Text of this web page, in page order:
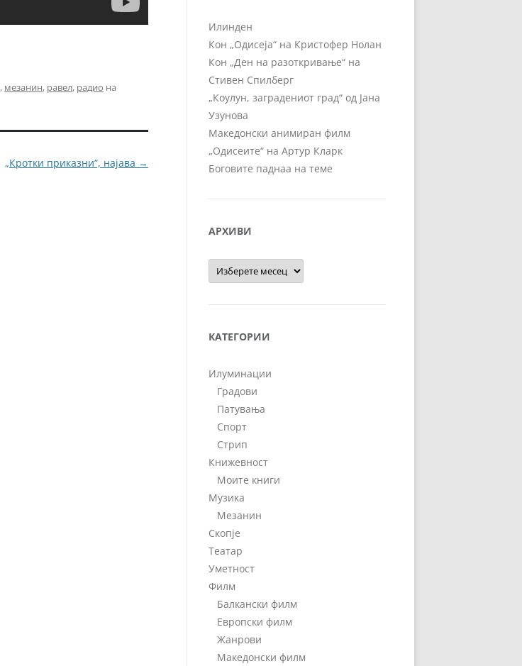
, мезанин, равел, радио на
„Кротки приказни“, најава →
Илинден
Кон „Одисеја“ на Кристофер Нолан
Кон „Ден на разоткривање“ на
Стивен Спилберг
„Коулун, заградениот град“ од Јана
Узунова
Македонски анимиран филм
„Одисеите“ на Артур Кларк
Боговите паднаа на теме
АРХИВИ
Архиви
КАТЕГОРИИ
Илуминации
Градови
Патувања
Спорт
Стрип
Книжевност
Моите книги
Музика
Мезанин
Скопје
Театар
Уметност
Филм
Балкански филм
Европски филм
Жанрови
Македонски филм